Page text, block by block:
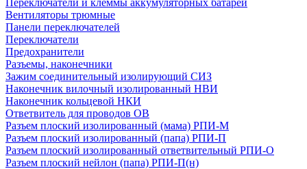
Переключатели и клеммы аккумуляторных батарей
Вентиляторы трюмные
Панели переключателей
Переключатели
Предохранители
Разъемы, наконечники
Зажим соединительный изолирующий СИЗ
Наконечник вилочный изолированный НВИ
Наконечник кольцевой НКИ
Ответвитель для проводов ОВ
Разъем плоский изолированный (мама) РПИ-М
Разъем плоский изолированный (папа) РПИ-П
Разъем плоский изолированный ответвительный РПИ-О
Разъем плоский нейлон (папа) РПИ-П(н)